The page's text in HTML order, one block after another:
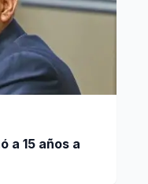
a 15 años a